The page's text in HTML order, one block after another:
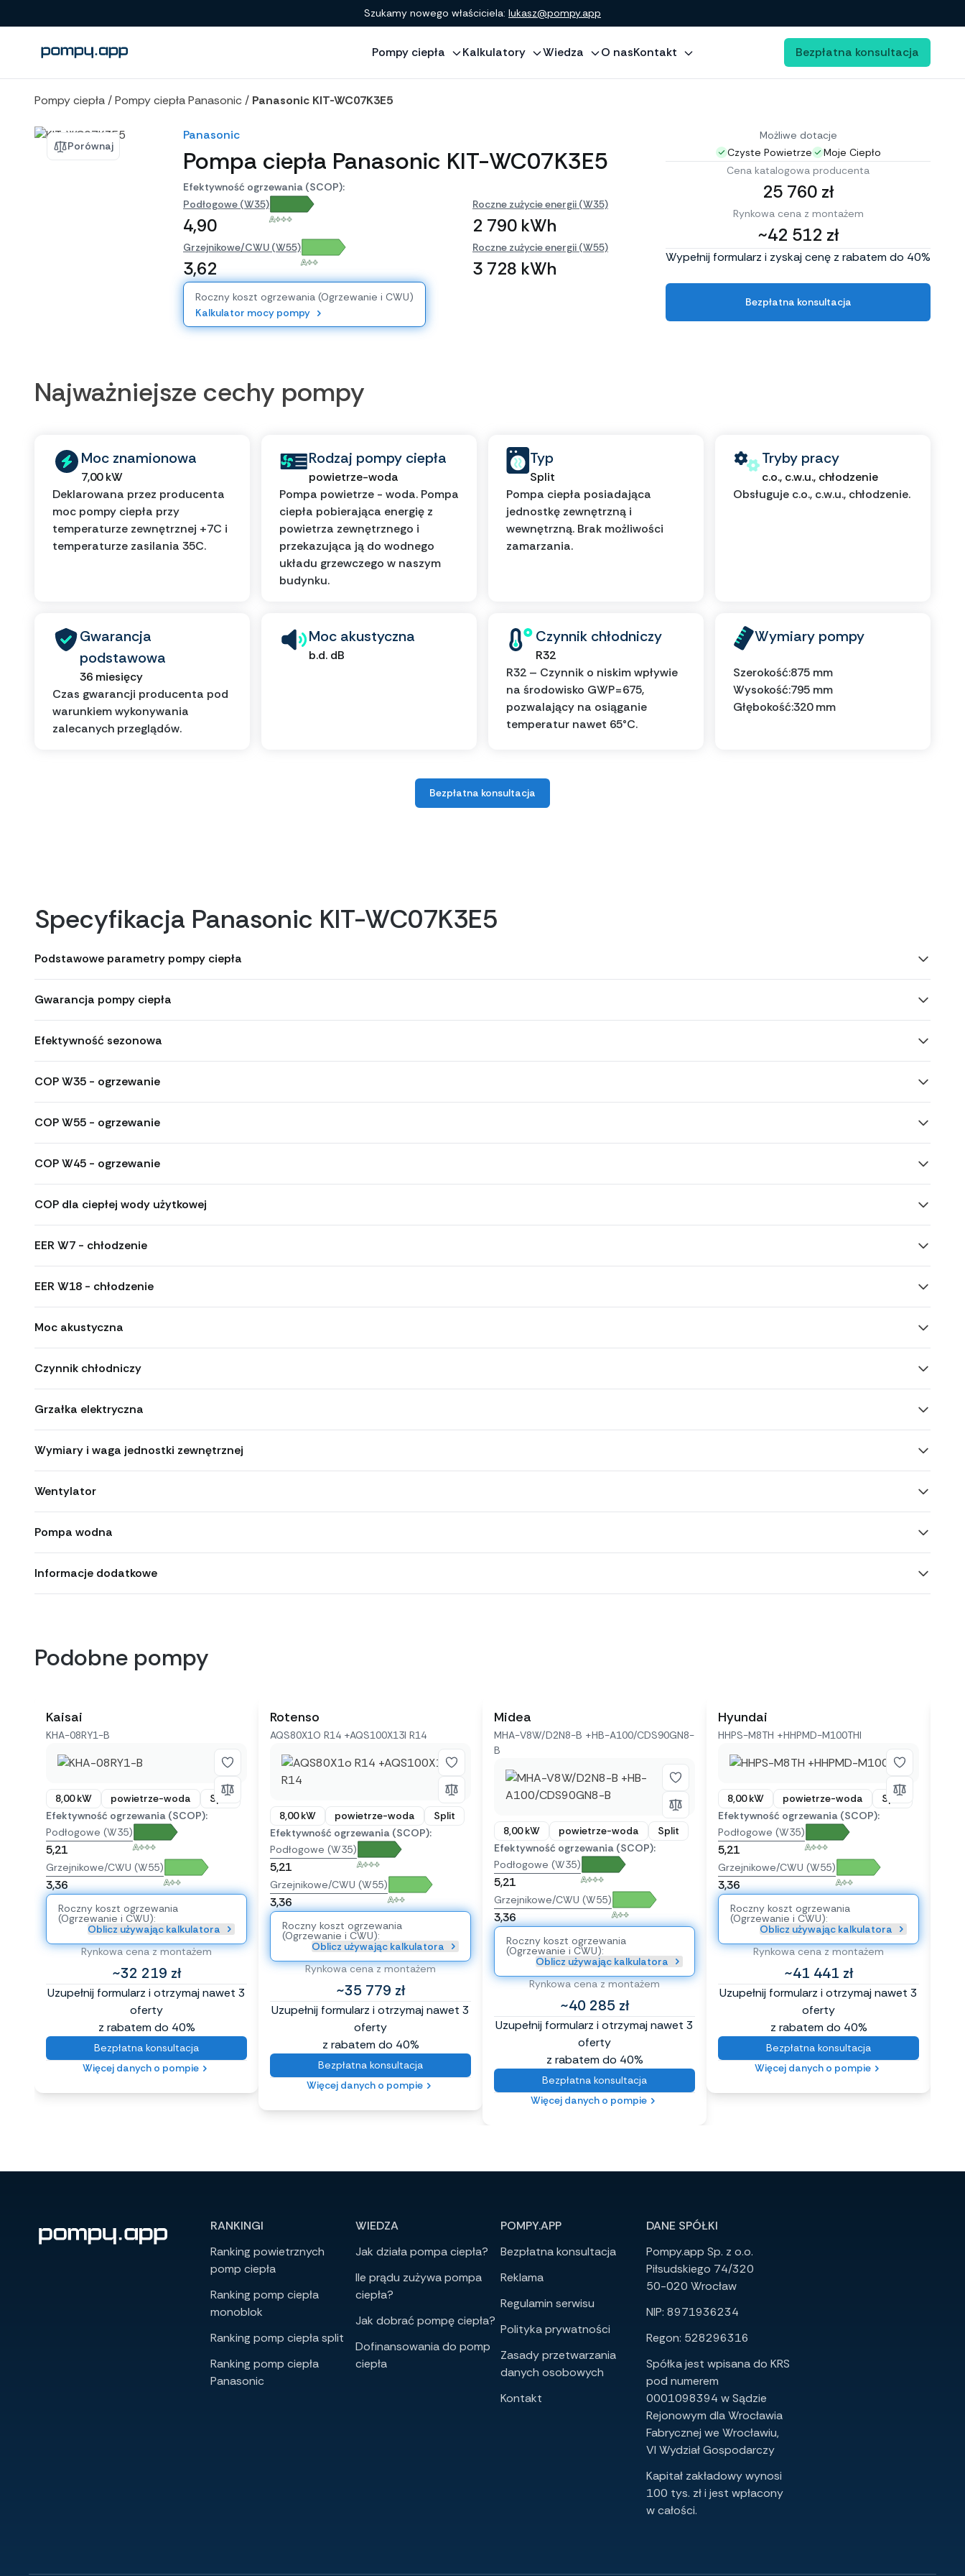
Szukamy nowego właściciela: lukasz@pompy.app
Pompy ciepła Kalkulatory Wiedza O nasKontakt Bezpłatna konsultacja
Pompy ciepła /Pompy ciepła Panasonic / Panasonic KIT-WC07K3E5
Porównaj
Panasonic
Pompa ciepła Panasonic KIT-WC07K3E5
Efektywność ogrzewania (SCOP):
Podłogowe (W35)
4,90 A+++
Roczne zużycie energii (W35)
2 790 kWh
Grzejnikowe/CWU (W55)
3,62 A++
Roczne zużycie energii (W55)
3 728 kWh
Roczny koszt ogrzewania (Ogrzewanie i CWU)
Kalkulator mocy pompy
Możliwe dotacje
Czyste Powietrze
Moje Ciepło
Cena katalogowa producenta
25 760 zł
Rynkowa cena z montażem
~42 512 zł
Wypełnij formularz i zyskaj cenę z rabatem do 40%
Bezpłatna konsultacja
Najważniejsze cechy pompy
Moc znamionowa
7,00 kW
Deklarowana przez producenta
moc pompy ciepła przy
temperaturze zewnętrznej +7C i
temperaturze zasilania 35C.
Rodzaj pompy ciepła
powietrze-woda
Pompa powietrze - woda. Pompa
ciepła pobierająca energię z
powietrza zewnętrznego i
przekazująca ją do wodnego
układu grzewczego w naszym
budynku.
Typ
Split
Pompa ciepła posiadająca
jednostkę zewnętrzną i
wewnętrzną. Brak możliwości
zamarzania.
Tryby pracy
c.o., c.w.u., chłodzenie
Obsługuje c.o., c.w.u., chłodzenie.
Gwarancja
podstawowa
36 miesięcy
Czas gwarancji producenta pod
warunkiem wykonywania
zalecanych przeglądów.
Moc akustyczna
b.d. dB
Czynnik chłodniczy
R32
R32 – Czynnik o niskim wpływie
na środowisko GWP=675,
pozwalający na osiąganie
temperatur nawet 65°C.
Wymiary pompy
Szerokość:875 mm
Wysokość:795 mm
Głębokość:320 mm
Bezpłatna konsultacja
Specyfikacja Panasonic KIT-WC07K3E5
Podstawowe parametry pompy ciepła
Gwarancja pompy ciepła
Efektywność sezonowa
COP W35 - ogrzewanie
COP W55 - ogrzewanie
COP W45 - ogrzewanie
COP dla ciepłej wody użytkowej
EER W7 - chłodzenie
EER W18 - chłodzenie
Moc akustyczna
Czynnik chłodniczy
Grzałka elektryczna
Wymiary i waga jednostki zewnętrznej
Wentylator
Pompa wodna
Informacje dodatkowe
Podobne pompy
Kaisai
KHA-08RY1-B
8,00 kW powietrze-woda
Split
Efektywność ogrzewania (SCOP):
Podłogowe (W35)
5,21 A+++
Grzejnikowe/CWU (W55)
3,36 A++
Roczny koszt ogrzewania
(Ogrzewanie i CWU):
Oblicz używając kalkulatora
Rynkowa cena z montażem
~32 219 zł
Uzupełnij formularz i otrzymaj nawet 3
oferty
z rabatem do 40%
Bezpłatna konsultacja
Więcej danych o pompie
Rotenso
AQS80X1O R14 +AQS100X13I R14
8,00 kW powietrze-woda
Split
Efektywność ogrzewania (SCOP):
Podłogowe (W35)
5,21 A+++
Grzejnikowe/CWU (W55)
3,36 A++
Roczny koszt ogrzewania
(Ogrzewanie i CWU):
Oblicz używając kalkulatora
Rynkowa cena z montażem
~35 779 zł
Uzupełnij formularz i otrzymaj nawet 3
oferty
z rabatem do 40%
Bezpłatna konsultacja
Więcej danych o pompie
Midea
MHA-V8W/D2N8-B +HB-A100/CDS90GN8-
B
8,00 kW powietrze-woda
Split
Efektywność ogrzewania (SCOP):
Podłogowe (W35)
5,21 A+++
Grzejnikowe/CWU (W55)
3,36 A++
Roczny koszt ogrzewania
(Ogrzewanie i CWU):
Oblicz używając kalkulatora
Rynkowa cena z montażem
~40 285 zł
Uzupełnij formularz i otrzymaj nawet 3
oferty
z rabatem do 40%
Bezpłatna konsultacja
Więcej danych o pompie
Hyundai
HHPS-M8TH +HHPMD-M100THI
8,00 kW powietrze-woda
Split
Efektywność ogrzewania (SCOP):
Podłogowe (W35)
5,21 A+++
Grzejnikowe/CWU (W55)
3,36 A++
Roczny koszt ogrzewania
(Ogrzewanie i CWU):
Oblicz używając kalkulatora
Rynkowa cena z montażem
~41 441 zł
Uzupełnij formularz i otrzymaj nawet 3
oferty
z rabatem do 40%
Bezpłatna konsultacja
Więcej danych o pompie
RANKINGI
Ranking powietrznych
pomp ciepła
Ranking pomp ciepła
monoblok
Ranking pomp ciepła split
Ranking pomp ciepła
Panasonic
WIEDZA
Jak działa pompa ciepła?
Ile prądu zużywa pompa
ciepła?
Jak dobrać pompę ciepła?
Dofinansowania do pomp
ciepła
POMPY.APP
Bezpłatna konsultacja
Reklama
Regulamin serwisu
Polityka prywatności
Zasady przetwarzania
danych osobowych
Kontakt
DANE SPÓŁKI
Pompy.app Sp. z o.o.
Piłsudskiego 74/320
50-020 Wrocław
NIP: 8971936234
Regon: 528296316
Spółka jest wpisana do KRS
pod numerem
0001098394 w Sądzie
Rejonowym dla Wrocławia
Fabrycznej we Wrocławiu,
VI Wydział Gospodarczy
Kapitał zakładowy wynosi
100 tys. zł i jest wpłacony
w całości.